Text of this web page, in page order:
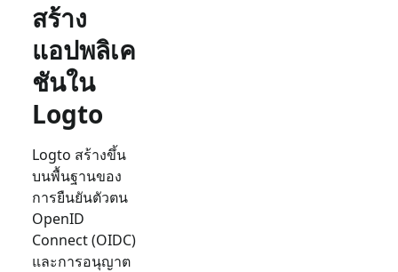
สร้าง
แอปพลิเค
ชันใน
Logto
Logto สร้างขึ้น
บนพื้นฐานของ
การยืนยันตัวตน
OpenID
Connect (OIDC)
และการอนุญาต